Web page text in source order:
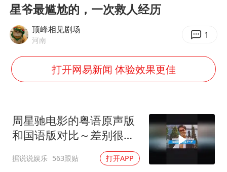
酒店回应车内过夜被收150元
网传《披荆斩棘2026》名单
儿子陪躺平老爹体验外卖员火了
浙江台州《告全体市民书》
香港宏福苑火灾或由烟头引起
星爷最尴尬的，一次救人经历
顶峰相见剧场
河南 1
打开网易新闻 体验效果更佳
周星驰电影的粤语原声版
和国语版对比～差别很
大！讲粤语的星爷才是他
自己！
据说说娱乐 563跟贴 打开APP